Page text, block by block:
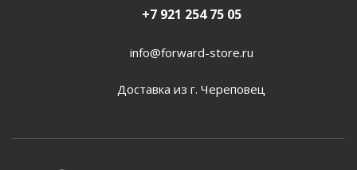
+7 921 254 75 05
info@forward-store.ru
Доставка из г. Череповец